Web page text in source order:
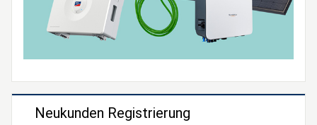
Neukunden Registrierung